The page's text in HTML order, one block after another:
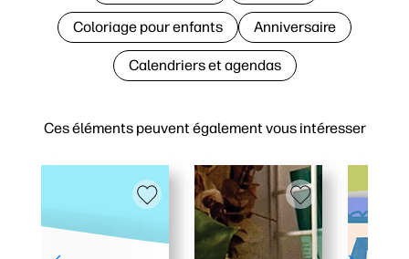
Ces éléments peuvent également vous intéresser
Coloriage pour enfants Anniversaire
Calendriers et agendas